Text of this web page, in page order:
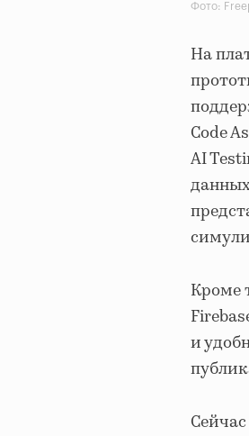
Фото:
На
Code
AI
Кроме
и